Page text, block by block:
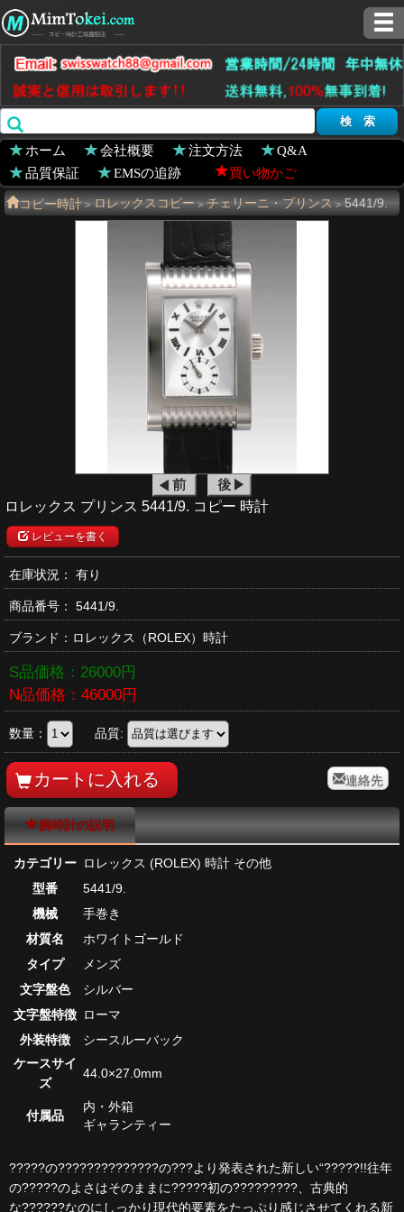
ホーム 会社概要 注文方法
Q&A
品質保証
EMSの追跡 買い物かご
コピー時計 > ロレックスコピー > チェリーニ・プリンス > 5441/9.
ロレックス プリンス 5441/9. コピー 時計
レビューを書く
在庫状況： 有り
商品番号： 5441/9.
ブランド： ロレックス （ROLEX）時計
S品価格： 26000円
N品価格： 46000円
数量： 品質:
連絡先
腕時計の説明
カテゴリー ロレックス (ROLEX) 時計 その他
型番
5441/9.
機械
手巻き
材質名
ホワイトゴールド
タイプ
メンズ
文字盤色
シルバー
文字盤特徴 ローマ
外装特徴
シースルーバック
ケースサイ
ズ
44.0×27.0mm
付属品
内・外箱
ギャランティー
?????の??????????????の???より発表された新しい“?????!!往年
の?????のよさはそのままに?????初の?????????、古典的
な??????なのにしっかり現代的要素をたっぷり感じさせてくれる新